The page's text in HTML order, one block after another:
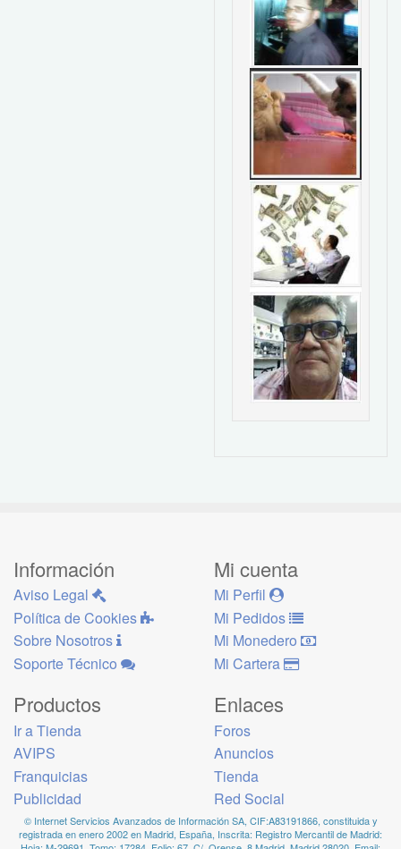
Información
Aviso Legal
Política de Cookies
Sobre Nosotros
Soporte Técnico
Mi cuenta
Mi Perfil
Mi Pedidos
Mi Monedero
Mi Cartera
Productos
Ir a Tienda
AVIPS
Franquicias
Publicidad
Enlaces
Foros
Anuncios
Tienda
Red Social
© Internet Servicios Avanzados de Información SA, CIF:A83191866, constituida y
registrada en enero 2002 en Madrid, España, Inscrita: Registro Mercantil de Madrid: